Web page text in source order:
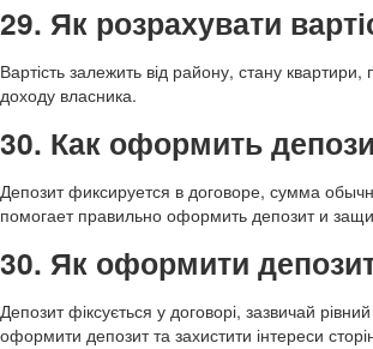
29. Як розрахувати
Вартість залежить від району, стану
доходу власника.
30. Как оформить
Депозит фиксируется в договоре, сумма
помогает правильно оформить депозит и
30. Як оформити
Депозит фіксується у договорі, зазвичай
оформити депозит та захистити інтереси